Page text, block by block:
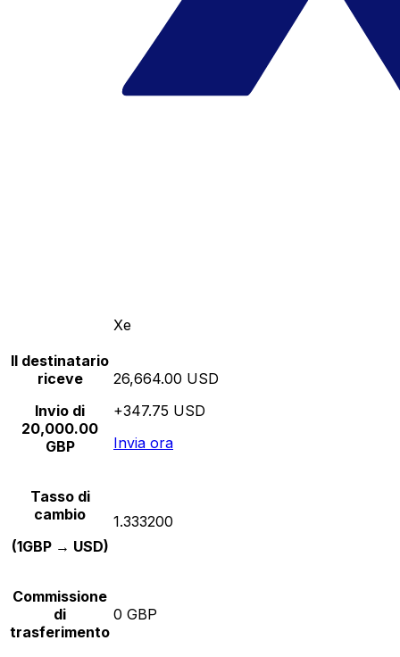
Xe
Il destinatario
riceve
Invio di
20,000.00
GBP
26,664.00 USD
+347.75 USD
Invia ora
Tasso di
cambio
(1GBP → USD)
1.333200
Commissione
di
trasferimento
0 GBP